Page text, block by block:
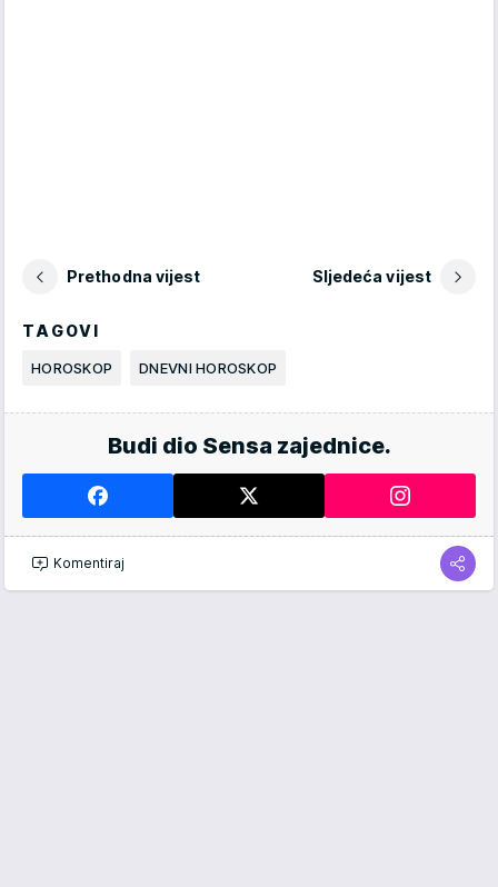
Prethodna vijest Sljedeća vijest
TAGOVI
HOROSKOP DNEVNI HOROSKOP
Budi dio Sensa zajednice.
Komentiraj